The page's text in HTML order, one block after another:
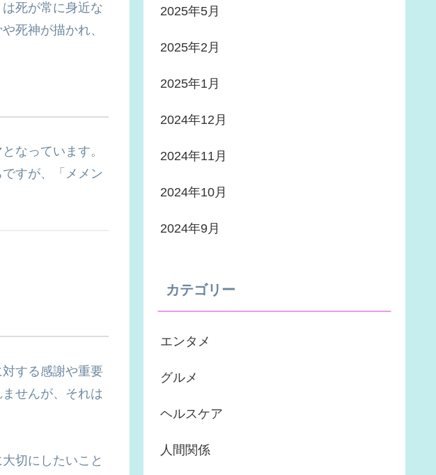
死が常に身近な
死神が描かれ、
なっています。
すが、「メメン
する感謝や重要
せんが、それは
切にしたいこと
2025年5月
2025年2月
2025年1月
2024年12月
2024年11月
2024年10月
2024年9月
カテゴリー
エンタメ
グルメ
ヘルスケア
人間関係